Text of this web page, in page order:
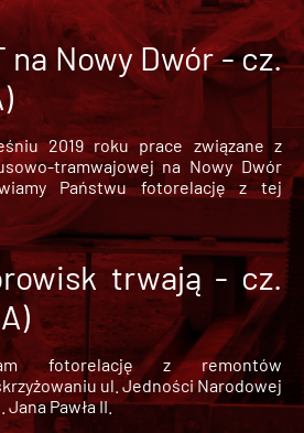
na Nowy Dwór - cz.
2019 roku prace związane z
tramwajowej na Nowy Dwór
Państwu fotorelację z tej
trwają - cz.
fotorelację z remontów
ul. Jedności Narodowej
Pawła II.